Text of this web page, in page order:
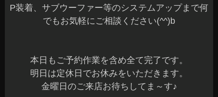
P装着、サブウーファー等のシステムアップまで何
でもお気軽にご相談ください(^^)b
本日もご予約作業を含め全て完了です。
明日は定休日でお休みをいただきます。
金曜日のご来店お待ちしてま～す♪